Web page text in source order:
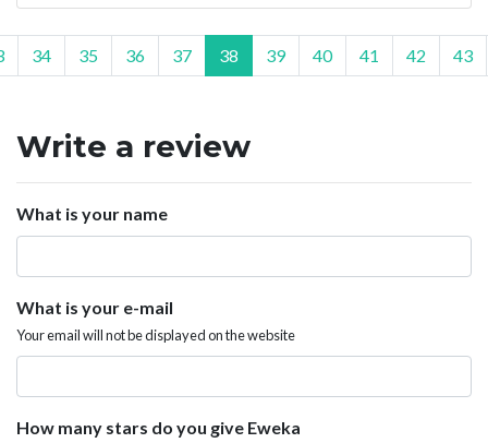
34 35 36 37 38 39 40 41 42 43
Write a review
What is your name
What is your e-mail
Your email will not be displayed on the website
How many stars do you give Eweka